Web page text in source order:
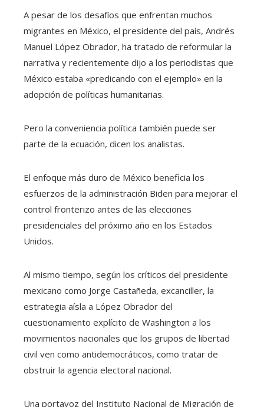
A pesar de los desafíos que enfrentan muchos
migrantes en México, el presidente del país, Andrés
Manuel López Obrador, ha tratado de reformular la
narrativa y recientemente dijo a los periodistas que
México estaba «predicando con el ejemplo» en la
adopción de políticas humanitarias.
Pero la conveniencia política también puede ser
parte de la ecuación, dicen los analistas.
El enfoque más duro de México beneficia los
esfuerzos de la administración Biden para mejorar el
control fronterizo antes de las elecciones
presidenciales del próximo año en los Estados
Unidos.
Al mismo tiempo, según los críticos del presidente
mexicano como Jorge Castañeda, excanciller, la
estrategia aísla a López Obrador del
cuestionamiento explícito de Washington a los
movimientos nacionales que los grupos de libertad
civil ven como antidemocráticos, como tratar de
obstruir la agencia electoral nacional.
Una portavoz del Instituto Nacional de Migración de